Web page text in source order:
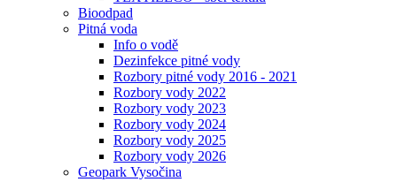
Bioodpad
Pitná voda
Info o vodě
Dezinfekce pitné vody
Rozbory pitné vody 2016 - 2021
Rozbory vody 2022
Rozbory vody 2023
Rozbory vody 2024
Rozbory vody 2025
Rozbory vody 2026
Geopark Vysočina